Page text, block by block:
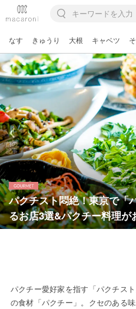
なす きゅうり 大根 キャベツ
パクチスト悶絶！東京で「
るお店3選&パクチー料理が
前の
記事
パクチー愛好家を指す「パクチス
の食材「パクチー」。クセのある